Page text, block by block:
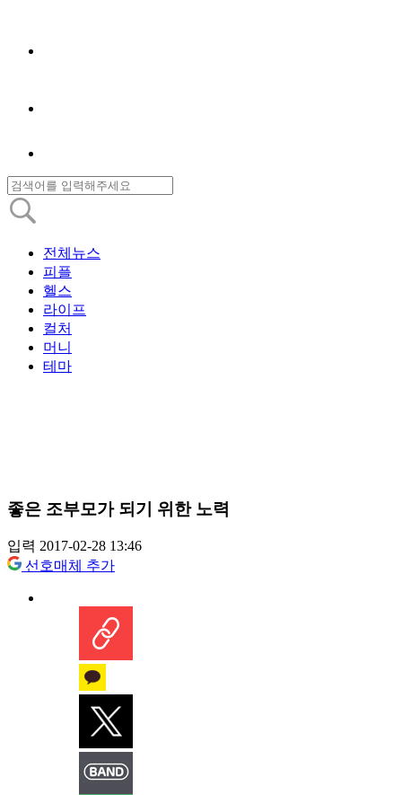
전체뉴스
피플
헬스
라이프
컬처
머니
테마
좋은 조부모가 되기 위한 노력
입력 2017-02-28 13:46
선호매체 추가